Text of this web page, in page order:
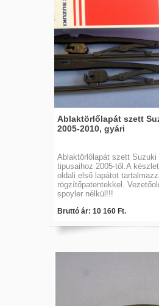
Ablaktörlőlapát szett
2005-2010, gyári
Ablaktörlőlapát szett Suzuki
tipusaihoz 2005-től.A
oldali első lapátot
rögzítőpatentekkel.
spoyler nélkül!!!
Bruttó ár: 10 160 Ft.